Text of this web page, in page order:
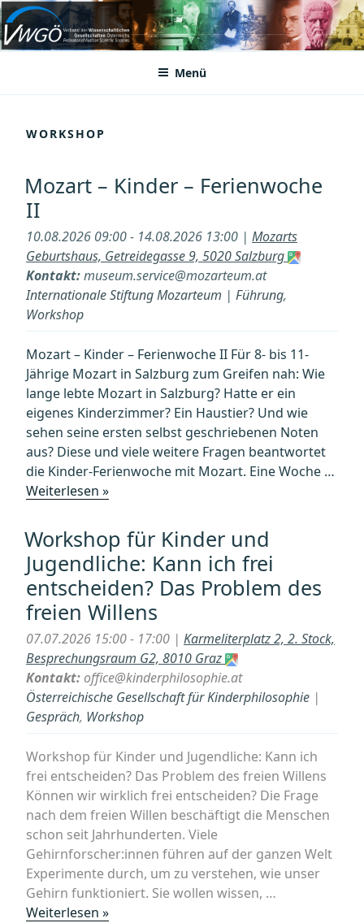
Zum
Inhalt
springenVWGÖ
Federation of Austrian Scientific Societies
Menü
WORKSHOP
Mozart – Kinder – Ferienwoche
II
10.08.2026 09:00 - 14.08.2026 13:00 | Mozarts
Geburtshaus, Getreidegasse 9, 5020 Salzburg
Kontakt:museum.service@mozarteum.at
Internationale Stiftung Mozarteum | Führung,
Workshop
Mozart – Kinder – Ferienwoche II Für 8- bis 11-
Jährige Mozart in Salzburg zum Greifen nah: Wie
lange lebte Mozart in Salzburg? Hatte er ein
eigenes Kinderzimmer? Ein Haustier? Und wie
sehen seine ersten selbst geschriebenen Noten
aus? Diese und viele weitere Fragen beantwortet
die Kinder-Ferienwoche mit Mozart. Eine Woche …
Weiterlesen »„Mozart
Kinder
–
Ferienwoche
II“
Workshop für Kinder und
Jugendliche: Kann ich frei
entscheiden? Das Problem des
freien Willens
07.07.2026 15:00 - 17:00 | Karmeliterplatz 2, 2. Stock,
Besprechungsraum G2, 8010 Graz
Kontakt:office@kinderphilosophie.at
Österreichische Gesellschaft für Kinderphilosophie |
Gespräch, Workshop
Workshop für Kinder und Jugendliche: Kann ich
frei entscheiden? Das Problem des freien Willens
Können wir wirklich frei entscheiden? Die Frage
nach dem freien Willen beschäftigt die Menschen
schon seit Jahrhunderten. Viele
Gehirnforscher:innen führen auf der ganzen Welt
Experimente durch, um zu verstehen, wie unser
Gehirn funktioniert. Sie wollen wissen, …
Weiterlesen »„Workshop